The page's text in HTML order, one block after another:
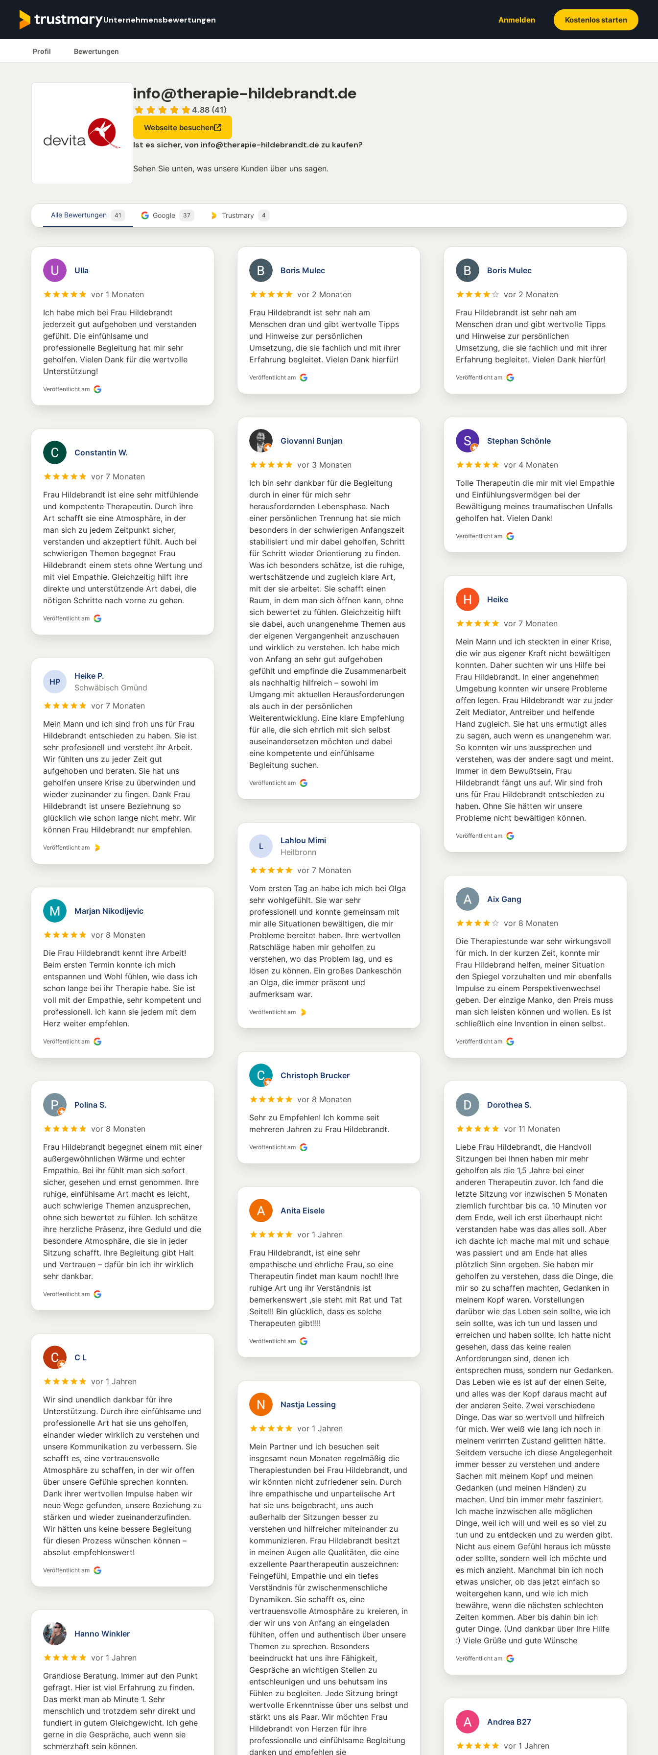
Unternehmensbewertungen Anmelden Kostenlos starten
Profil Bewertungen
info@therapie-hildebrandt.de
4.88 (41)
Webseite besuchen
Ist es sicher, von info@therapie-hildebrandt.de zu kaufen?
Sehen Sie unten, was unsere Kunden über uns sagen.
Alle Bewertungen 41 Google 37 Trustmary 4
Ulla
vor 1 Monaten
Ich habe mich bei Frau Hildebrandt
jederzeit gut aufgehoben und verstanden
gefühlt. Die einfühlsame und
professionelle Begleitung hat mir sehr
geholfen. Vielen Dank für die wertvolle
Unterstützung!
Veröffentlicht am
Boris Mulec
vor 2 Monaten
Frau Hildebrandt ist sehr nah am
Menschen dran und gibt wertvolle Tipps
und Hinweise zur persönlichen
Umsetzung, die sie fachlich und mit ihrer
Erfahrung begleitet. Vielen Dank hierfür!
Veröffentlicht am
Boris Mulec
vor 2 Monaten
Frau Hildebrandt ist sehr nah am
Menschen dran und gibt wertvolle Tipps
und Hinweise zur persönlichen
Umsetzung, die sie fachlich und mit ihrer
Erfahrung begleitet. Vielen Dank hierfür!
Veröffentlicht am
Giovanni Bunjan
vor 3 Monaten
Ich bin sehr dankbar für die Begleitung
durch in einer für mich sehr
herausfordernden Lebensphase. Nach
einer persönlichen Trennung hat sie mich
besonders in der schwierigen Anfangszeit
stabilisiert und mir dabei geholfen, Schritt
für Schritt wieder Orientierung zu finden.
Was ich besonders schätze, ist die ruhige,
wertschätzende und zugleich klare Art,
mit der sie arbeitet. Sie schafft einen
Raum, in dem man sich öffnen kann, ohne
sich bewertet zu fühlen. Gleichzeitig hilft
sie dabei, auch unangenehme Themen aus
der eigenen Vergangenheit anzuschauen
und wirklich zu verstehen. Ich habe mich
von Anfang an sehr gut aufgehoben
gefühlt und empfinde die Zusammenarbeit
als nachhaltig hilfreich – sowohl im
Umgang mit aktuellen Herausforderungen
als auch in der persönlichen
Weiterentwicklung. Eine klare Empfehlung
für alle, die sich ehrlich mit sich selbst
auseinandersetzen möchten und dabei
eine kompetente und einfühlsame
Begleitung suchen.
Veröffentlicht am
Stephan Schönle
vor 4 Monaten
Tolle Therapeutin die mir mit viel Empathie
und Einfühlungsvermögen bei der
Bewältigung meines traumatischen Unfalls
geholfen hat. Vielen Dank!
Veröffentlicht am
Constantin W.
vor 7 Monaten
Frau Hildebrandt ist eine sehr mitfühlende
und kompetente Therapeutin. Durch ihre
Art schafft sie eine Atmosphäre, in der
man sich zu jedem Zeitpunkt sicher,
verstanden und akzeptiert fühlt. Auch bei
schwierigen Themen begegnet Frau
Hildebrandt einem stets ohne Wertung und
mit viel Empathie. Gleichzeitig hilft ihre
direkte und unterstützende Art dabei, die
nötigen Schritte nach vorne zu gehen.
Veröffentlicht am
Heike
vor 7 Monaten
Mein Mann und ich steckten in einer Krise,
die wir aus eigener Kraft nicht bewältigen
konnten. Daher suchten wir uns Hilfe bei
Frau Hildebrandt. In einer angenehmen
Umgebung konnten wir unsere Probleme
offen legen. Frau Hildebrandt war zu jeder
Zeit Mediator, Antreiber und helfende
Hand zugleich. Sie hat uns ermutigt alles
zu sagen, auch wenn es unangenehm war.
So konnten wir uns aussprechen und
verstehen, was der andere sagt und meint.
Immer in dem Bewußtsein, Frau
Hildebrandt fängt uns auf. Wir sind froh
uns für Frau Hildebrandt entschieden zu
haben. Ohne Sie hätten wir unsere
Probleme nicht bewältigen können.
Veröffentlicht am
HP
Heike P.
Schwäbisch Gmünd
vor 7 Monaten
Mein Mann und ich sind froh uns für Frau
Hildebrandt entschieden zu haben. Sie ist
sehr profesionell und versteht ihr Arbeit.
Wir fühlten uns zu jeder Zeit gut
aufgehoben und beraten. Sie hat uns
geholfen unsere Krise zu überwinden und
wieder zueinander zu fingen. Dank Frau
Hildebrandt ist unsere Beziehnung so
glücklich wie schon lange nicht mehr. Wir
können Frau Hildebrandt nur empfehlen.
Veröffentlicht am L
Lahlou Mimi
Heilbronn
vor 7 Monaten
Vom ersten Tag an habe ich mich bei Olga
sehr wohlgefühlt. Sie war sehr
professionell und konnte gemeinsam mit
mir alle Situationen bewältigen, die mir
Probleme bereitet haben. Ihre wertvollen
Ratschläge haben mir geholfen zu
verstehen, wo das Problem lag, und es
lösen zu können. Ein großes Dankeschön
an Olga, die immer präsent und
aufmerksam war.
Veröffentlicht am
Aix Gang
vor 8 Monaten
Die Therapiestunde war sehr wirkungsvoll
für mich. In der kurzen Zeit, konnte mir
Frau Hildebrand helfen, meiner Situation
den Spiegel vorzuhalten und mir ebenfalls
Impulse zu einem Perspektivenwechsel
geben. Der einzige Manko, den Preis muss
man sich leisten können und wollen. Es ist
schließlich eine Invention in einen selbst.
Veröffentlicht am
Marjan Nikodijevic
vor 8 Monaten
Die Frau Hildebrandt kennt ihre Arbeit!
Beim ersten Termin konnte ich mich
entspannen und Wohl fühlen, wie dass ich
schon lange bei ihr Therapie habe. Sie ist
voll mit der Empathie, sehr kompetent und
professionell. Ich kann sie jedem mit dem
Herz weiter empfehlen.
Veröffentlicht am
Christoph Brucker
vor 8 Monaten
Sehr zu Empfehlen! Ich komme seit
mehreren Jahren zu Frau Hildebrandt.
Veröffentlicht am
Polina S.
vor 8 Monaten
Frau Hildebrandt begegnet einem mit einer
außergewöhnlichen Wärme und echter
Empathie. Bei ihr fühlt man sich sofort
sicher, gesehen und ernst genommen. Ihre
ruhige, einfühlsame Art macht es leicht,
auch schwierige Themen anzusprechen,
ohne sich bewertet zu fühlen. Ich schätze
ihre herzliche Präsenz, ihre Geduld und die
besondere Atmosphäre, die sie in jeder
Sitzung schafft. Ihre Begleitung gibt Halt
und Vertrauen – dafür bin ich ihr wirklich
sehr dankbar.
Veröffentlicht am
Dorothea S.
vor 11 Monaten
Liebe Frau Hildebrandt, die Handvoll
Sitzungen bei Ihnen haben mir mehr
geholfen als die 1,5 Jahre bei einer
anderen Therapeutin zuvor. Ich fand die
letzte Sitzung vor inzwischen 5 Monaten
ziemlich furchtbar bis ca. 10 Minuten vor
dem Ende, weil ich erst überhaupt nicht
verstanden habe was das alles soll. Aber
ich dachte ich mache mal mit und schaue
was passiert und am Ende hat alles
plötzlich Sinn ergeben. Sie haben mir
geholfen zu verstehen, dass die Dinge, die
mir so zu schaffen machten, Gedanken in
meinem Kopf waren. Vorstellungen
darüber wie das Leben sein sollte, wie ich
sein sollte, was ich tun und lassen und
erreichen und haben sollte. Ich hatte nicht
gesehen, dass das keine realen
Anforderungen sind, denen ich
entsprechen muss, sondern nur Gedanken.
Das Leben wie es ist auf der einen Seite,
und alles was der Kopf daraus macht auf
der anderen Seite. Zwei verschiedene
Dinge. Das war so wertvoll und hilfreich
für mich. Wer weiß wie lang ich noch in
meinem verirrten Zustand gelitten hätte.
Seitdem versuche ich diese Angelegenheit
immer besser zu verstehen und andere
Sachen mit meinem Kopf und meinen
Gedanken (und meinen Händen) zu
machen. Und bin immer mehr fasziniert.
Ich mache inzwischen alle möglichen
Dinge, weil ich will und weil es so viel zu
tun und zu entdecken und zu werden gibt.
Nicht aus einem Gefühl heraus ich müsste
oder sollte, sondern weil ich möchte und
es mich anzieht. Manchmal bin ich noch
etwas unsicher, ob das jetzt einfach so
weitergehen kann, und wie ich mich
bewähre, wenn die nächsten schlechten
Zeiten kommen. Aber bis dahin bin ich
guter Dinge. (Und dankbar über Ihre Hilfe
:) Viele Grüße und gute Wünsche
Veröffentlicht am
Anita Eisele
vor 1 Jahren
Frau Hildebrandt, ist eine sehr
empathische und ehrliche Frau, so eine
Therapeutin findet man kaum noch!! Ihre
ruhige Art ung ihr Verständnis ist
bemerkenswert ,sie steht mit Rat und Tat
Seite!!! Bin glücklich, dass es solche
Therapeuten gibt!!!!
Veröffentlicht am
C L
vor 1 Jahren
Wir sind unendlich dankbar für ihre
Unterstützung. Durch ihre einfühlsame und
professionelle Art hat sie uns geholfen,
einander wieder wirklich zu verstehen und
unsere Kommunikation zu verbessern. Sie
schafft es, eine vertrauensvolle
Atmosphäre zu schaffen, in der wir offen
über unsere Gefühle sprechen konnten.
Dank ihrer wertvollen Impulse haben wir
neue Wege gefunden, unsere Beziehung zu
stärken und wieder zueinanderzufinden.
Wir hätten uns keine bessere Begleitung
für diesen Prozess wünschen können –
absolut empfehlenswert!
Veröffentlicht am
Nastja Lessing
vor 1 Jahren
Mein Partner und ich besuchen seit
insgesamt neun Monaten regelmäßig die
Therapiestunden bei Frau Hildebrandt, und
wir könnten nicht zufriedener sein. Durch
ihre empathische und unparteiische Art
hat sie uns beigebracht, uns auch
außerhalb der Sitzungen besser zu
verstehen und hilfreicher miteinander zu
kommunizieren. Frau Hildebrandt besitzt
in meinen Augen alle Qualitäten, die eine
exzellente Paartherapeutin auszeichnen:
Feingefühl, Empathie und ein tiefes
Verständnis für zwischenmenschliche
Dynamiken. Sie schafft es, eine
vertrauensvolle Atmosphäre zu kreieren, in
der wir uns von Anfang an eingeladen
fühlten, offen und authentisch über unsere
Themen zu sprechen. Besonders
beeindruckt hat uns ihre Fähigkeit,
Gespräche an wichtigen Stellen zu
entschleunigen und uns behutsam ins
Fühlen zu begleiten. Jede Sitzung bringt
wertvolle Erkenntnisse über uns selbst und
stärkt uns als Paar. Wir möchten Frau
Hildebrandt von Herzen für ihre
professionelle und einfühlsame Begleitung
danken und empfehlen sie
Hanno Winkler
vor 1 Jahren
Grandiose Beratung. Immer auf den Punkt
gefragt. Hier ist viel Erfahrung zu finden.
Das merkt man ab Minute 1. Sehr
menschlich und trotzdem sehr direkt und
fundiert in gutem Gleichgewicht. Ich gehe
gerne in die Gespräche, auch wenn sie
schmerzhaft sein können.
Andrea B27
vor 1 Jahren